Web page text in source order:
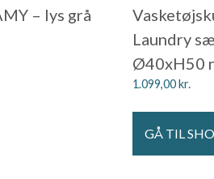
– lys grå
Laundry
Ø40xH50
1.099,00kr.
GÅ TIL